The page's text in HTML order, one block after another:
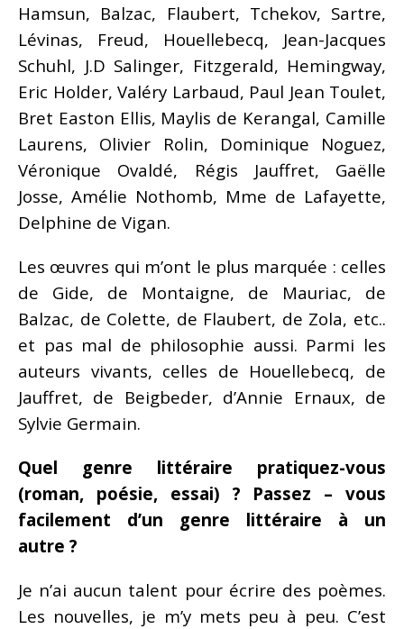
Hamsun, Balzac, Flaubert, Tchekov, Sartre,
Lévinas, Freud, Houellebecq, Jean-Jacques
Schuhl, J.D Salinger, Fitzgerald, Hemingway,
Eric Holder, Valéry Larbaud, Paul Jean Toulet,
Bret Easton Ellis, Maylis de Kerangal, Camille
Laurens, Olivier Rolin, Dominique Noguez,
Véronique Ovaldé, Régis Jauffret, Gaëlle
Josse, Amélie Nothomb, Mme de Lafayette,
Delphine de Vigan.
Les œuvres qui m’ont le plus marquée : celles
de Gide, de Montaigne, de Mauriac, de
Balzac, de Colette, de Flaubert, de Zola, etc..
et pas mal de philosophie aussi. Parmi les
auteurs vivants, celles de Houellebecq, de
Jauffret, de Beigbeder, d’Annie Ernaux, de
Sylvie Germain.
Quel genre littéraire pratiquez-vous
(roman, poésie, essai) ? Passez – vous
facilement d’un genre littéraire à un
autre ?
Je n’ai aucun talent pour écrire des poèmes.
Les nouvelles, je m’y mets peu à peu. C’est